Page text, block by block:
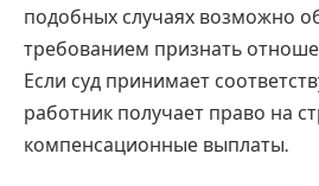
подобных случаях возможно
требованием признать
Если суд принимает
работник получает право на
компенсационные выплаты.